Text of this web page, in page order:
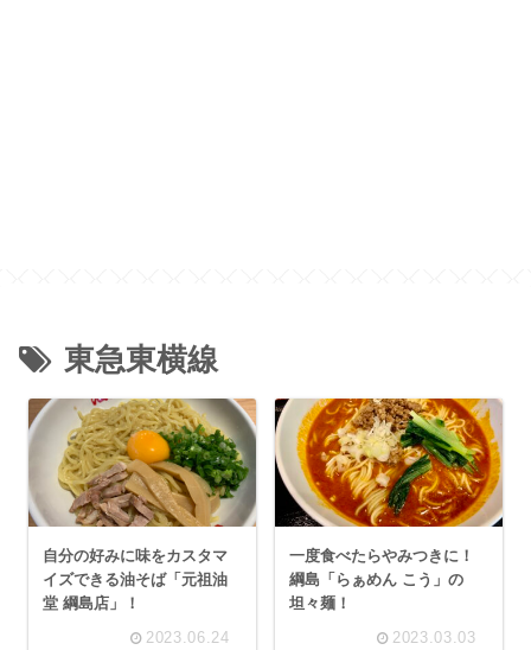
東急東横線
自分の好みに味をカスタマ
イズできる油そば「元祖油
堂 綱島店」！
2023.06.24
一度食べたらやみつきに！
綱島「らぁめん こう」の
坦々麺！
2023.03.03